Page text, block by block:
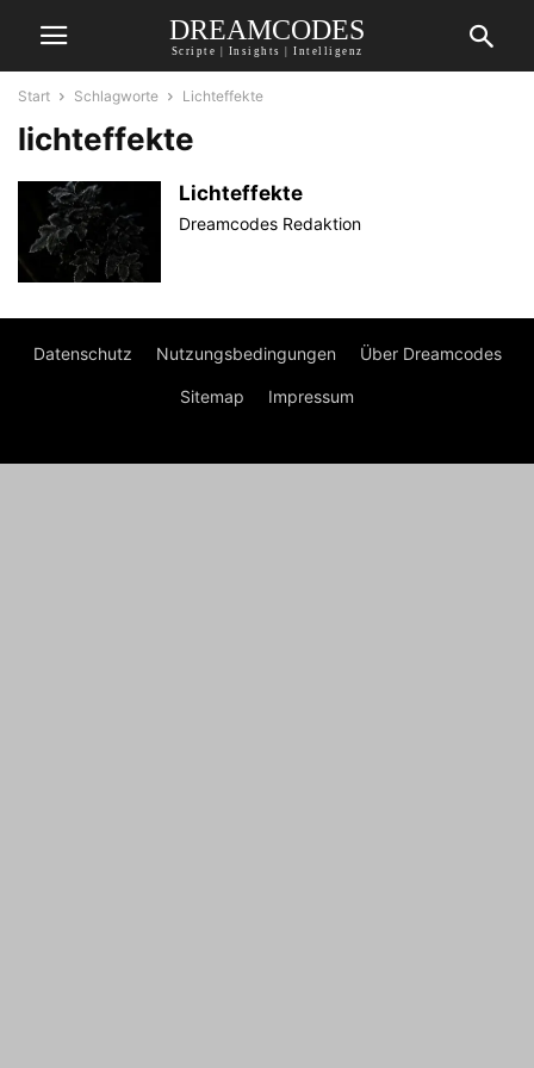
DREAMCODES
Scripte | Insights | Intelligenz
Start Schlagworte Lichteffekte
lichteffekte
Lichteffekte
Dreamcodes Redaktion
Datenschutz Nutzungsbedingungen Über Dreamcodes
Sitemap Impressum